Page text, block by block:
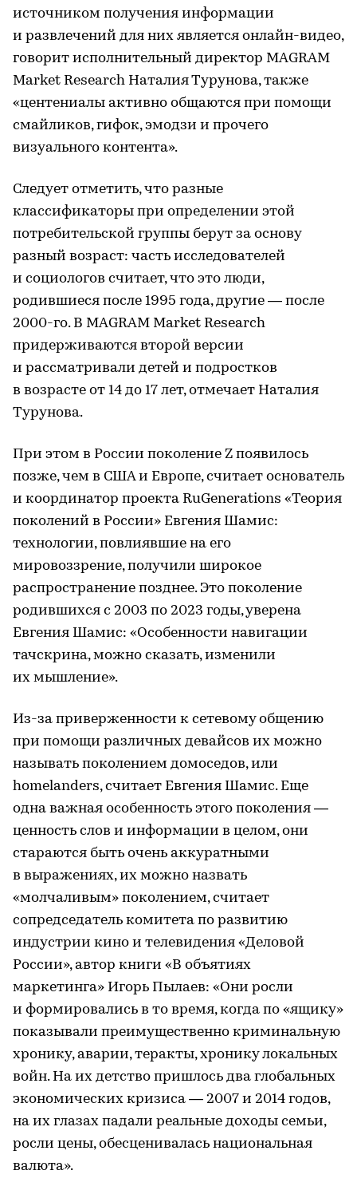
источником получения информации
и развлечений для них является онлайн-видео,
говорит исполнительный директор MAGRAM
Market Research Наталия Турунова, также
«центениалы активно общаются при помощи
смайликов, гифок, эмодзи и прочего
визуального контента».
Следует отметить, что разные
классификаторы при определении этой
потребительской группы берут за основу
разный возраст: часть исследователей
и социологов считает, что это люди,
родившиеся после 1995 года, другие — после
2000-го. В MAGRAM Market Research
придерживаются второй версии
и рассматривали детей и подростков
в возрасте от 14 до 17 лет, отмечает Наталия
Турунова.
При этом в России поколение Z появилось
позже, чем в США и Европе, считает основатель
и координатор проекта RuGenerations «Теория
поколений в России» Евгения Шамис:
технологии, повлиявшие на его
мировоззрение, получили широкое
распространение позднее. Это поколение
родившихся с 2003 по 2023 годы, уверена
Евгения Шамис: «Особенности навигации
тачскрина, можно сказать, изменили
их мышление».
Из-за приверженности к сетевому общению
при помощи различных девайсов их можно
называть поколением домоседов, или
homelanders, считает Евгения Шамис. Еще
одна важная особенность этого поколения —
ценность слов и информации в целом, они
стараются быть очень аккуратными
в выражениях, их можно назвать
«молчаливым» поколением, считает
сопредседатель комитета по развитию
индустрии кино и телевидения «Деловой
России», автор книги «В объятиях
маркетинга» Игорь Пылаев: «Они росли
и формировались в то время, когда по «ящику»
показывали преимущественно криминальную
хронику, аварии, теракты, хронику локальных
войн. На их детство пришлось два глобальных
экономических кризиса — 2007 и 2014 годов,
на их глазах падали реальные доходы семьи,
росли цены, обесценивалась национальная
валюта».